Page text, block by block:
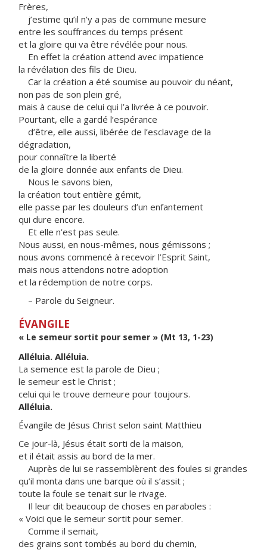
Frères,
j’estime qu’il n’y a pas de commune mesure
entre les souffrances du temps présent
et la gloire qui va être révélée pour nous.
En effet la création attend avec impatience
la révélation des fils de Dieu.
Car la création a été soumise au pouvoir du néant,
non pas de son plein gré,
mais à cause de celui qui l’a livrée à ce pouvoir.
Pourtant, elle a gardé l’espérance
d’être, elle aussi, libérée de l’esclavage de la
dégradation,
pour connaître la liberté
de la gloire donnée aux enfants de Dieu.
Nous le savons bien,
la création tout entière gémit,
elle passe par les douleurs d’un enfantement
qui dure encore.
Et elle n’est pas seule.
Nous aussi, en nous-mêmes, nous gémissons ;
nous avons commencé à recevoir l’Esprit Saint,
mais nous attendons notre adoption
et la rédemption de notre corps.
– Parole du Seigneur.
ÉVANGILE
« Le semeur sortit pour semer » (Mt 13, 1-23)
Alléluia. Alléluia.
La semence est la parole de Dieu ;
le semeur est le Christ ;
celui qui le trouve demeure pour toujours.
Alléluia.
Évangile de Jésus Christ selon saint Matthieu
Ce jour-là, Jésus était sorti de la maison,
et il était assis au bord de la mer.
Auprès de lui se rassemblèrent des foules si grandes
qu’il monta dans une barque où il s’assit ;
toute la foule se tenait sur le rivage.
Il leur dit beaucoup de choses en paraboles :
« Voici que le semeur sortit pour semer.
Comme il semait,
des grains sont tombés au bord du chemin,